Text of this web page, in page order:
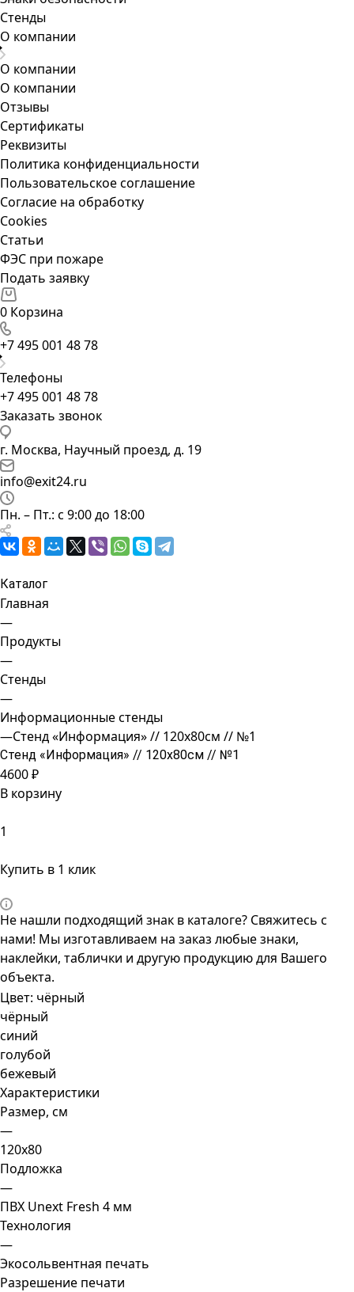
Стенды
О компании
О компании
О компании
Отзывы
Сертификаты
Реквизиты
Политика конфиденциальности
Пользовательское соглашение
Согласие на обработку
Cookies
Статьи
ФЭС при пожаре
Подать заявку
0 Корзина
+7 495 001 48 78
Телефоны
+7 495 001 48 78
Заказать звонок
г. Москва, Научный проезд, д. 19
info@exit24.ru
Пн. – Пт.: с 9:00 до 18:00
Каталог
Главная
—
Продукты
—
Стенды
—
Информационные стенды
—Стенд «Информация» // 120х80см // №1
Стенд «Информация» // 120х80см // №1
4600 ₽
В корзину
Купить в 1 клик
Не нашли подходящий знак в каталоге? Свяжитесь с
нами! Мы изготавливаем на заказ любые знаки,
наклейки, таблички и другую продукцию для Вашего
объекта.
Цвет: чёрный
чёрный
синий
голубой
бежевый
Характеристики
Размер, см
—
120х80
Подложка
—
ПВХ Unext Fresh 4 мм
Технология
—
Экосольвентная печать
Разрешение печати